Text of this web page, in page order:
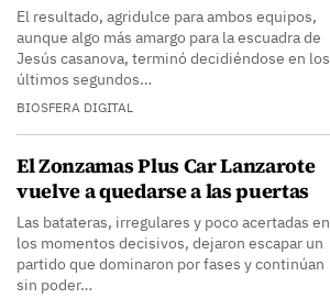
El resultado, agridulce para ambos equipos,
aunque algo más amargo para la escuadra de
Jesús casanova, terminó decidiéndose en los
últimos segundos…
BIOSFERA DIGITAL
El Zonzamas Plus Car Lanzarote
vuelve a quedarse a las puertas
Las batateras, irregulares y poco acertadas en
los momentos decisivos, dejaron escapar un
partido que dominaron por fases y continúan
sin poder…